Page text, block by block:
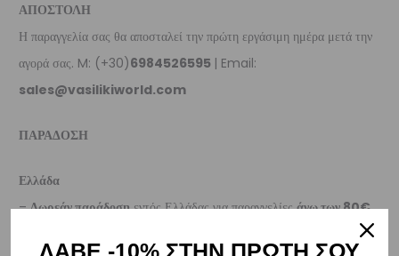
ΑΠΟΣΤΟΛΗ
Η παραγγελία σας θα αποσταλεί την πρώτη εργάσιμη ημέρα μετά την
αγορά σας. M: (+30)6984526595 | Email:
sales@vasilikiworld.com
ΠΑΡΑΔΟΣΗ
Ελλάδα
–Δωρεάν παράδοσηεντός Ελλάδας για παραγγελίεςάνω των 80€.
– Για παραγγελίες κάτω των €80, υπάρχει σταθερή χρέωση εξόδων
ΛΑΒΕ -10% ΣΤΗΝ ΠΡΩΤΗ ΣΟΥ